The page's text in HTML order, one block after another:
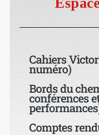
Cahiers
numéro)
Bords du
conférences
Comptes